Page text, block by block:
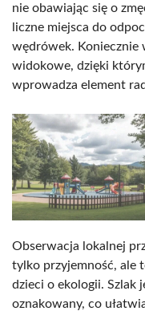
nie obawiając się o
liczne miejsca do
wędrówek. Koniecznie
widokowe, dzięki
wprowadza element
Obserwacja lokalnej
tylko przyjemność, ale
dzieci o ekologii. Szlak
oznakowany, co